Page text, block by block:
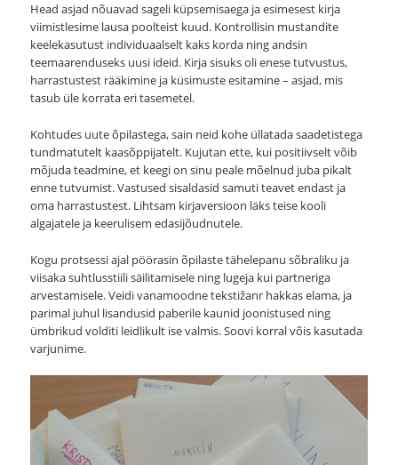
Head asjad nõuavad sageli küpsemisaega ja esimesest kirja
viimistlesime lausa poolteist kuud. Kontrollisin mustandite
keelekasutust individuaalselt kaks korda ning andsin
teemaarenduseks uusi ideid. Kirja sisuks oli enese tutvustus,
harrastustest rääkimine ja küsimuste esitamine – asjad, mis
tasub üle korrata eri tasemetel.
Kohtudes uute õpilastega, sain neid kohe üllatada saadetistega
tundmatutelt kaasõppijatelt. Kujutan ette, kui positiivselt võib
mõjuda teadmine, et keegi on sinu peale mõelnud juba pikalt
enne tutvumist. Vastused sisaldasid samuti teavet endast ja
oma harrastustest. Lihtsam kirjaversioon läks teise kooli
algajatele ja keerulisem edasijõudnutele.
Kogu protsessi ajal pöörasin õpilaste tähelepanu sõbraliku ja
viisaka suhtlusstiili säilitamisele ning lugeja kui partneriga
arvestamisele. Veidi vanamoodne tekstižanr hakkas elama, ja
parimal juhul lisandusid paberile kaunid joonistused ning
ümbrikud volditi leidlikult ise valmis. Soovi korral võis kasutada
varjunime.